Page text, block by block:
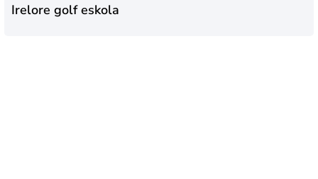
Irelore golf eskola